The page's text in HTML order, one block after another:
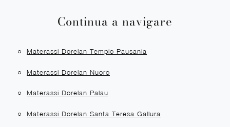
Continua a navigare
Materassi Dorelan Tempio Pausania
Materassi Dorelan Nuoro
Materassi Dorelan Palau
Materassi Dorelan Santa Teresa Gallura